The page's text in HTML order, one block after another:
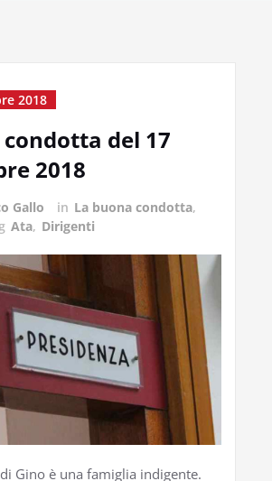
2018
del 17
2018
Gallo in La buona condotta,
Ata, Dirigenti
Gino è una famiglia indigente.